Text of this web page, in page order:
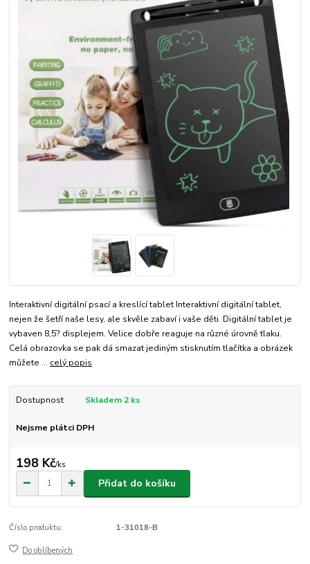
Interaktivní digitální psací a kreslící tablet Interaktivní digitální tablet,
nejen že šetří naše lesy, ale skvěle zabaví i vaše děti. Digitální tablet je
vybaven 8,5? displejem. Velice dobře reaguje na různé úrovně tlaku.
Celá obrazovka se pak dá smazat jediným stisknutím tlačítka a obrázek
můžete ... celý popis
Dostupnost Skladem 2 ks
Nejsme plátci DPH
198 Kč/ks
Přidat do košíku
Číslo produktu: 1-31018-B
Do oblíbených